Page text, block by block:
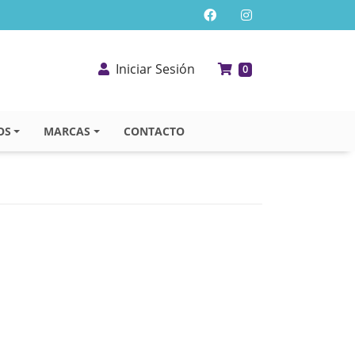
Iniciar Sesión 0
MARCAS CONTACTO